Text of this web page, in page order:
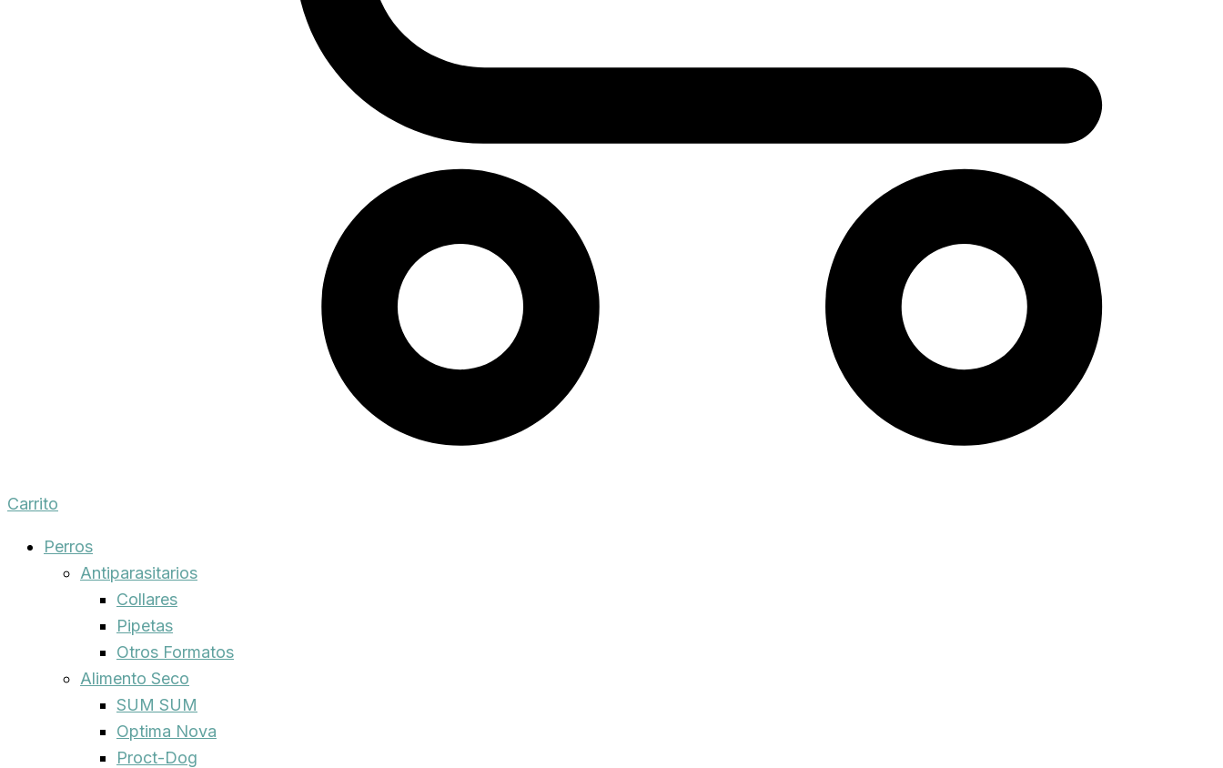
Carrito
Perros
Antiparasitarios
Collares
Pipetas
Otros Formatos
Alimento Seco
SUM SUM
Optima Nova
Proct-Dog